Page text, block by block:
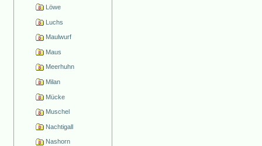
Löwe
Luchs
Maulwurf
Maus
Meerhuhn
Milan
Mücke
Muschel
Nachtigall
Nashorn